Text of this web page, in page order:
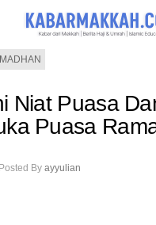
Niat Puasa
Puasa
Posted By ayyulian